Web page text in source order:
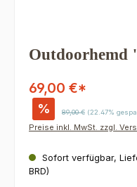
Outdoorhemd
69,00 €*
% Regulärer Preis:
89,00 € (22.47%
Preise inkl. MwSt. zzgl.
Sofort verfügbar,
BRD)